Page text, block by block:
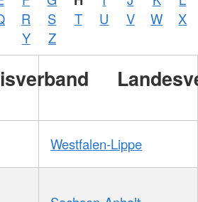
R S T U V W
X
Y
Z
Westfalen-Lippe